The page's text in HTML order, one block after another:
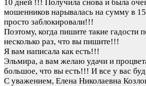
10 дней !!! Получила снова и была
мошенников нарывалась на сумму в
просто заблокировали!!!
Поэтому, когда пишите такие гадости
несколько раз, что вы пишите!!!
Я вам написала как есть!!!
Эльмира, а вам желаю удачи и
большое, что вы есть!!! И все у вас
С уважением, Елена Николаевна